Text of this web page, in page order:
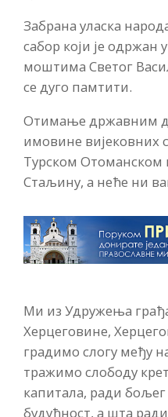
Забрана уласка
сабор који је
моштима Светог
се дуго памтити.
Отимање државним
имовине вијековних
Турском Отоманском
Стаљину, а неће ни
Ми из Удружења
Херцеговине,
градимо слогу међу
тражимо слободу
капитала, ради
будућност, а шта